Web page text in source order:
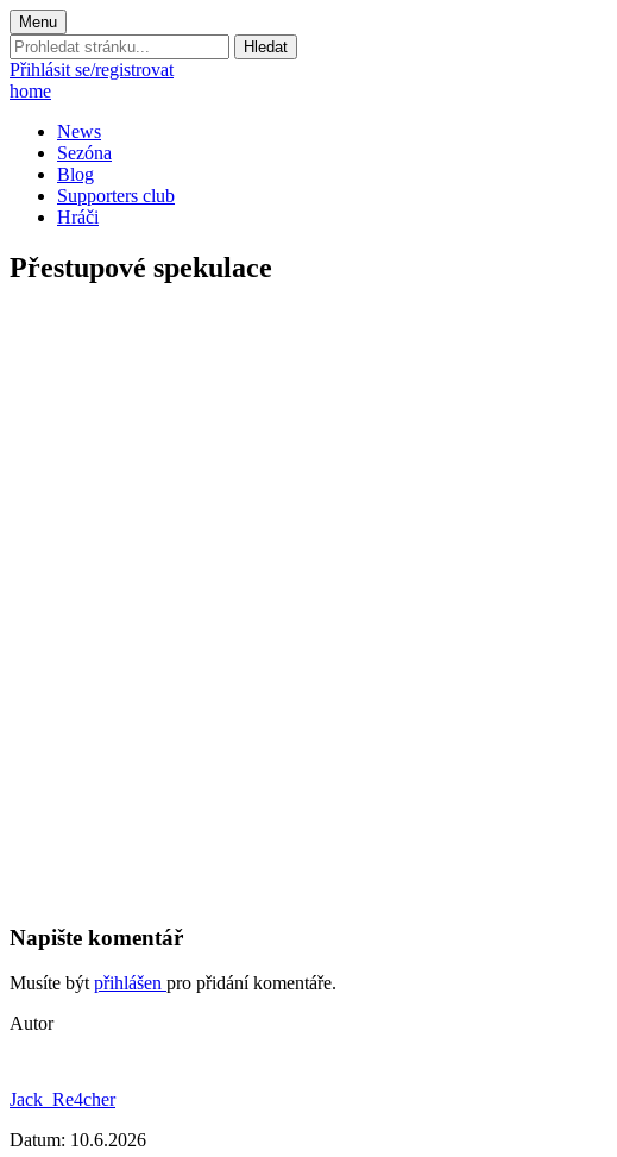
Menu
Prohledat
stránku:
Přihlásit se/registrovat
home
News
Sezóna
Blog
Supporters club
Hráči
Přestupové spekulace
Napište komentář
Musíte být přihlášen pro přidání komentáře.
Autor
Jack_Re4cher
Datum: 10.6.2026